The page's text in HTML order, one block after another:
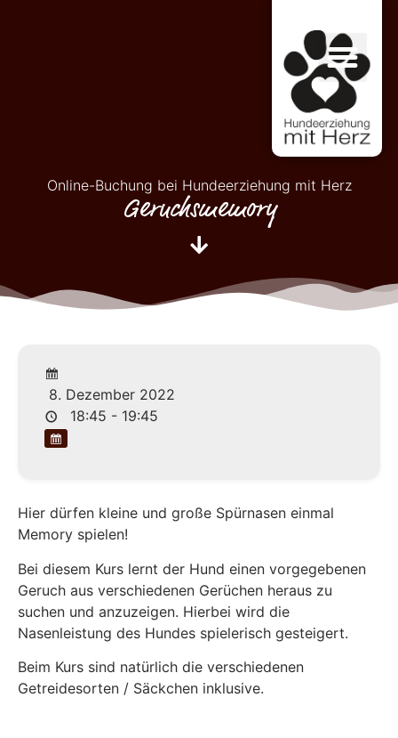
Online-Buchung bei Hundeerziehung mit Herz
Geruchsmemory
8. Dezember 2022
18:45 - 19:45
Hier dürfen kleine und große Spürnasen einmal
Memory spielen!
Bei diesem Kurs lernt der Hund einen vorgegebenen
Geruch aus verschiedenen Gerüchen heraus zu
suchen und anzuzeigen. Hierbei wird die
Nasenleistung des Hundes spielerisch gesteigert.
Beim Kurs sind natürlich die verschiedenen
Getreidesorten / Säckchen inklusive.